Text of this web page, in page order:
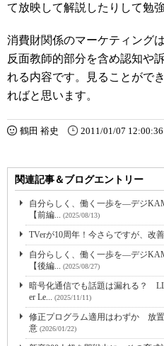
て放映して解説したりして勉
消費財関係のマーケティング
反面教師的部分を含め認知や
れる内容です。見ることがで
ればと思います。
鶴田 裕史 2011/01/07 12:00:36
関連記事＆ブログエントリー
自分らしく、働く一歩を―デジ
【前編... (2025/08/13)
TVerが10周年！今さらですが、改
自分らしく、働く一歩を―デジ
【後編... (2025/08/27)
暗号化通信でも話題は漏れる？
er Le... (2025/11/11)
修正プログラム適用はわずか 放
意 (2026/01/22)